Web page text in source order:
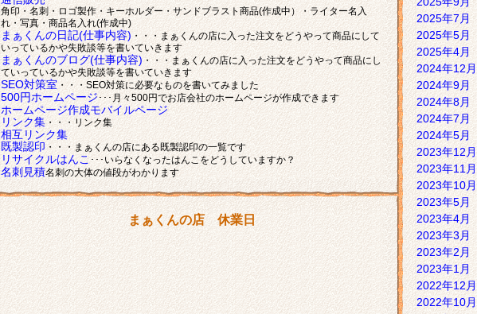
角印・名刺・ロゴ製作・キーホルダー・サンドブラスト商品(作成中）・ライター名入
れ・写真・商品名入れ(作成中)
まぁくんの日記(仕事内容) ・・・まぁくんの店に入った注文をどうやって商品にして
いっているかや失敗談等を書いていきます
まぁくんのブログ(仕事内容)・・・まぁくんの店に入った注文をどうやって商品にし
ていっているかや失敗談等を書いていきます
SEO対策室 ・・・SEO対策に必要なものを書いてみました
500円ホームページ･･･月々500円でお店会社のホームページが作成できます
ホームページ作成モバイルページ
リンク集・・・リンク集
相互リンク集
既製認印・・・まぁくんの店にある既製認印の一覧です
リサイクルはんこ･･･いらなくなったはんこをどうしていますか？
名刺見積名刺の大体の値段がわかります
まぁくんの店 休業日
2025年7月
2025年5月
2025年4月
2024年12月
2024年9月
2024年8月
2024年7月
2024年5月
2023年12月
2023年11月
2023年10月
2023年5月
2023年4月
2023年3月
2023年2月
2023年1月
2022年12月
2022年10月